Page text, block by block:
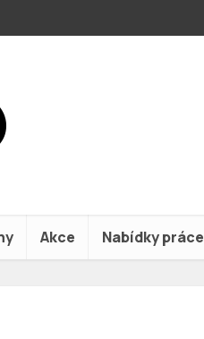
Akce Nabídky práce